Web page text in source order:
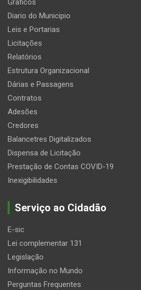
Graficos
Diario do Municipio
Leis e Portarias
Licitações
Relatórios
Estrutura Organizacional
Dárias e Passagens
Contratos
Adesões
Credores
Balancetres Digitalizados
Dispensa de Licitação
Prestação de Contas COVID-19
Inexigibilidades
Serviço ao Cidadão
E-sic
Lei complementar 131
Legislação
Informação no Mundo
Perguntas Frequentes